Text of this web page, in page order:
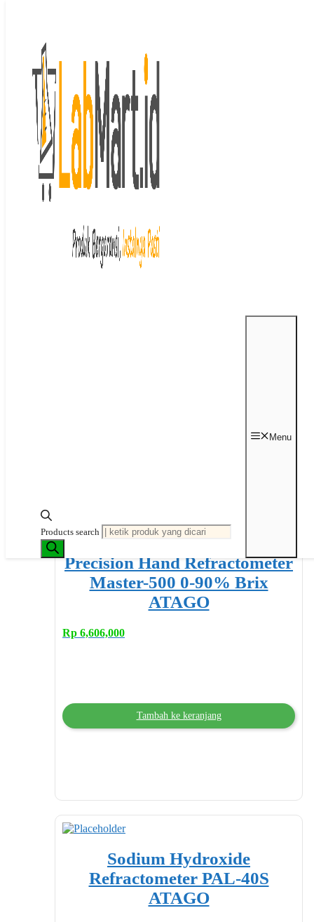
Products search
Menu
Beranda / Optical Instrument
Optical Instrument
Menampilkan 1–32 dari 34 hasil
peringkat rata-rata
Digital hand-held
Precision Hand Refractometer
Master-500 0-90% Brix
ATAGO
Rp 6,606,000
Tambah ke keranjang
Sodium Hydroxide
Refractometer PAL-40S
ATAGO